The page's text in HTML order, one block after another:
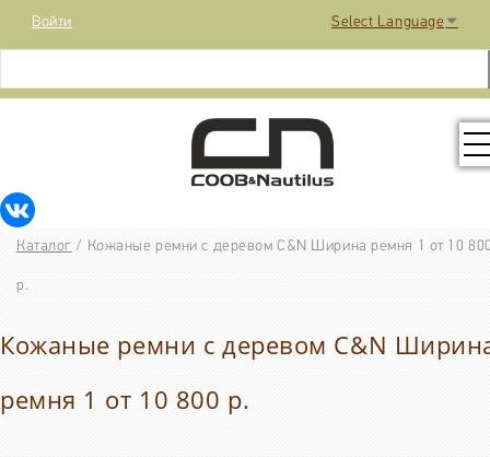
Select Language ▼
КОНТАКТЫ
МЕДИА
Войти
Каталог / Кожаные ремни с деревом C&N Ширина ремня 1 от 10
р.
Кожаные ремни с деревом C&N
ремня 1 от 10 800 р.